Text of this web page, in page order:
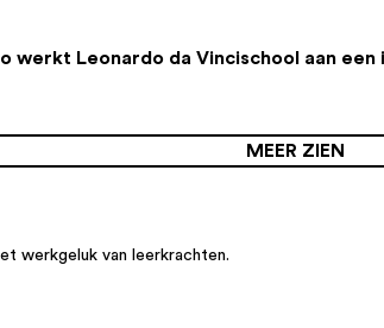
werkt Leonardo da Vincischool aan
MEER ZIEN
werkgeluk van leerkrachten.